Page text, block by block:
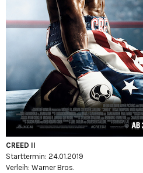
CREED II
Starttermin: 24.01.2019
Verleih: Warner Bros.